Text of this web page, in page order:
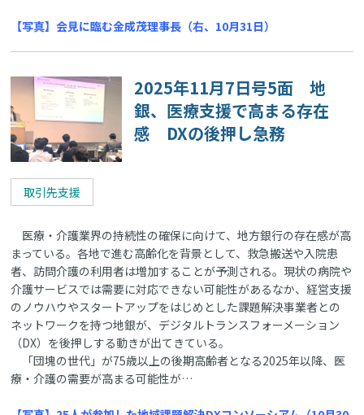
【写真】会見に臨む金成茂理事長（右、10月31日）
2025年11月7日号5面 地
銀、医療支援で高まる存在
感 DXの後押し急務
取引先支援
医療・介護業界の持続性の確保に向けて、地方銀行の存在感が高
まっている。各地で進む高齢化を背景として、救急搬送や入院患
者、訪問介護の利用者は増加することが予測される。現状の病院や
介護サービスでは需要に対応できない可能性があるなか、経営支援
のノウハウやスタートアップをはじめとした課題解決事業者との
ネットワークを持つ地銀が、デジタルトランスフォーメーション
（DX）を後押しする動きが出てきている。
「団塊の世代」が75歳以上の後期高齢者となる2025年以降、医
療・介護の需要が高まる可能性が…